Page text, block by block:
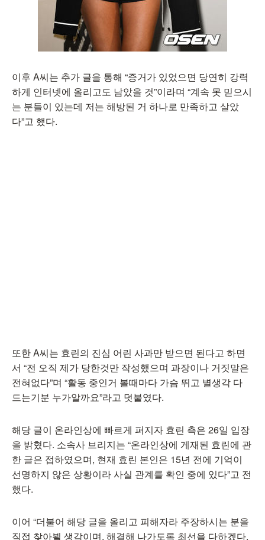
이후 A씨는 추가 글을 통해 “증거가 있었으면 당연히 강력
하게 인터넷에 올리고도 남았을 것”이라며 “계속 못 믿으시
는 분들이 있는데 저는 해방된 거 하나로 만족하고 살았
다”고 했다.
또한 A씨는 효린의 진심 어린 사과만 받으면 된다고 하면
서 “전 오직 제가 당한것만 작성했으며 과장이나 거짓말은
전혀없다”며 “활동 중인거 볼때마다 가슴 뛰고 별생각 다
드는기분 누가알까요”라고 덧붙였다.
해당 글이 온라인상에 빠르게 퍼지자 효린 측은 26일 입장
을 밝혔다. 소속사 브리지는 “온라인상에 게재된 효린에 관
한 글은 접하였으며, 현재 효린 본인은 15년 전에 기억이
선명하지 않은 상황이라 사실 관계를 확인 중에 있다”고 전
했다.
이어 “더불어 해당 글을 올리고 피해자라 주장하시는 분을
직접 찾아뵐 생각이며, 해결해 나가도록 최선을 다하겠다.